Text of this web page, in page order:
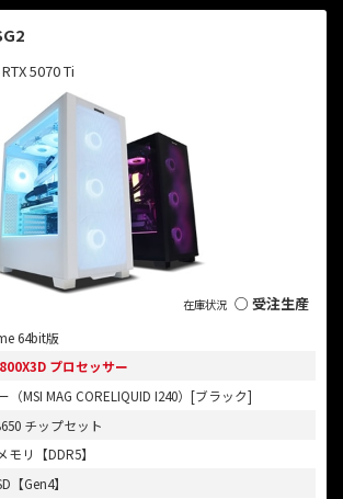
5070 Ti
○ 受注生産
64bit版
プロセッサー
（MSI MAG CORELIQUID I240）[ブラック]
チップセット
モリ【DDR5】
【Gen4】